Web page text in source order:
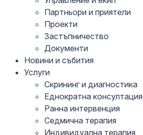
Партньори и приятели
Проекти
Застъпничество
Документи
Новини и събития
Услуги
Скрининг и диагностика
Еднократна консултация
Ранна интервенция
Седмична терапия
Индивидуална терапия